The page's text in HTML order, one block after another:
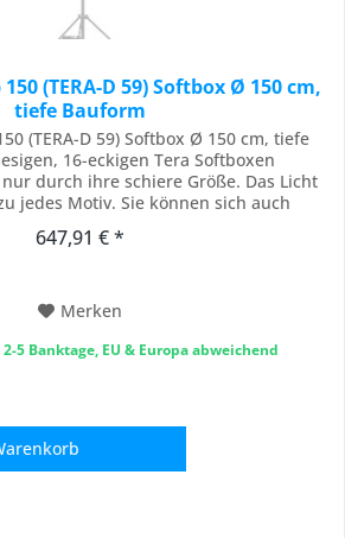
(TERA-D 59) Softbox Ø 150 cm,
tiefe Bauform
(TERA-D 59) Softbox Ø 150 cm, tiefe
16-eckigen Tera Softboxen
durch ihre schiere Größe. Das Licht
jedes Motiv. Sie können sich auch
Licht wird Sie überzeugen. aurora Tera-
647,91 € *
Merken
5 Banktage, EU & Europa abweichend